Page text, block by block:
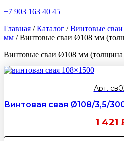
+7 903 163 40 45
Главная /Каталог /Винтовые сваи
мм / Винтовые сваи Ø108 мм
Винтовые сваи Ø108 мм (толщина
Арт.
Винтовая свая Ø108/3,5/
1 421